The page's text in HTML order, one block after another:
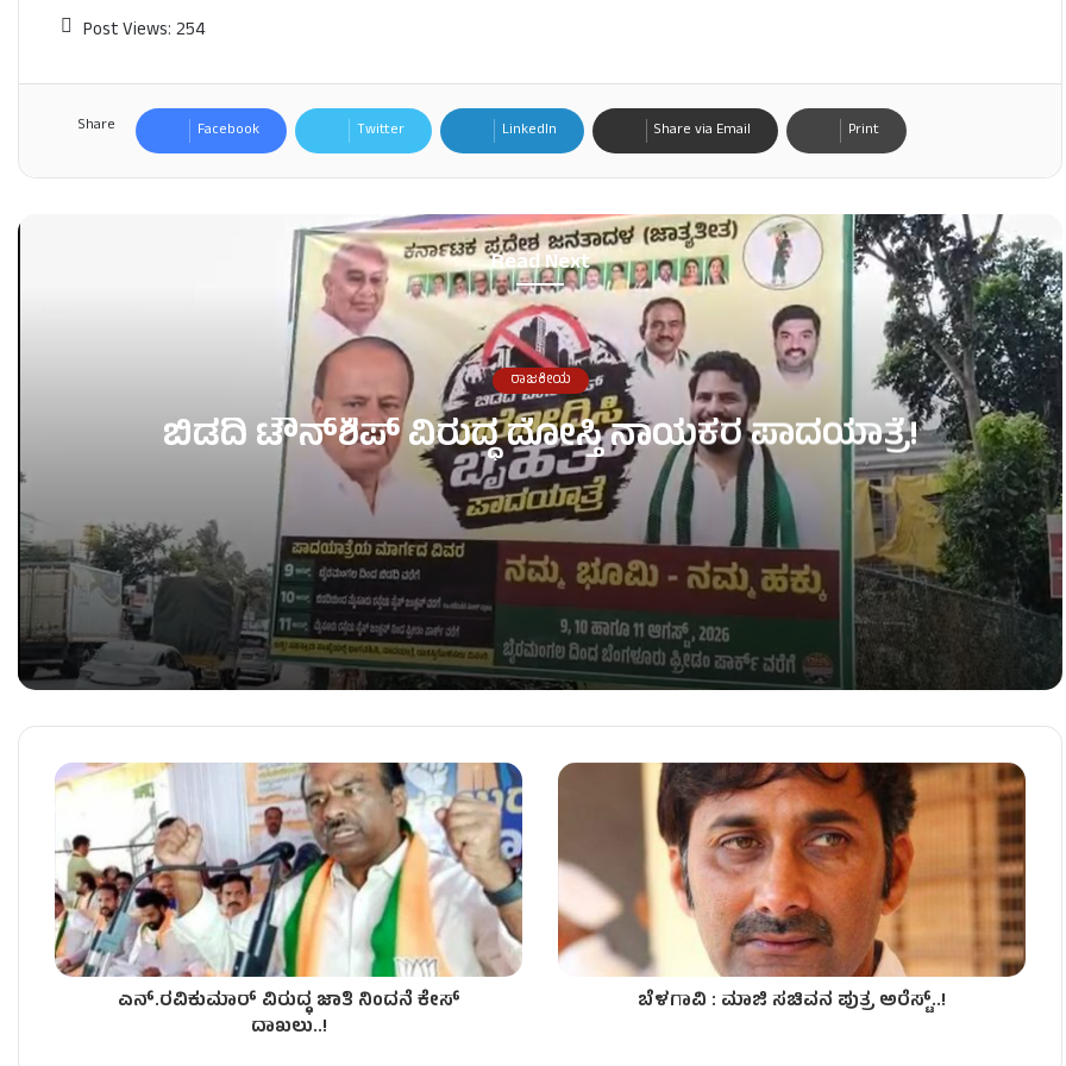
Post Views: 254
Share Facebook Twitter LinkedIn Share via Email Print
Read Next
ರಾಜಕೀಯ
ಬಿಡದಿ ಟೌನ್‌ಶಿಪ್‌ ವಿರುದ್ಧ ದೋಸ್ತಿ ನಾಯಕರ ಪಾದಯಾತ್ರೆ!
ಬಿಡದಿ ಟೌನ್‌ಶಿಪ್‌ ವಿರುದ್ಧ ದೋಸ್ತಿ ನಾಯಕರ ಪಾದಯಾತ್ರೆ!
ವಿಧಾನ ಪರಿಷತ್ ಸಭಾಪತಿ ಸ್ಥಾನಕ್ಕೆ ಬಸವರಾಜ ಹೊರಟ್ಟಿ ರಾಜೀನಾಮೆ!
ಬಂಡಾಯ ಶಾಸಕರಿಗೆ TB ಜಯಚಂದ್ರ & HK ಪಾಟೀಲ್ ನೇತೃತ್ವ – ಅಧಿವೇಶನದಲ್ಲಿ ಡಿಕೆಶಿಗೆ ಮುಜುಗರ!
ಎನ್.ರವಿಕುಮಾರ್ ವಿರುದ್ಧ ಜಾತಿ ನಿಂದನೆ ಕೇಸ್​
ದಾಖಲು..!
ಬೆಳಗಾವಿ : ಮಾಜಿ ಸಚಿವನ ಪುತ್ರ ಅರೆಸ್ಟ್​..!